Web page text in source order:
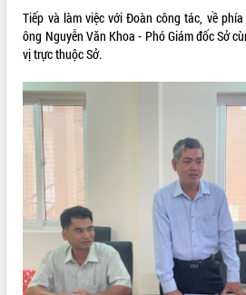
Tiếp và làm việc với Đoàn công tác, về
ông Nguyễn Văn Khoa - Phó Giám đốc Sở
vị trực thuộc Sở.